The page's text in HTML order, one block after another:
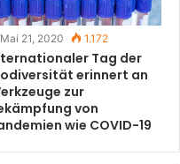
Mai 21, 2020 1.172
Tag der
erinnert an
zur
von
wie COVID-19